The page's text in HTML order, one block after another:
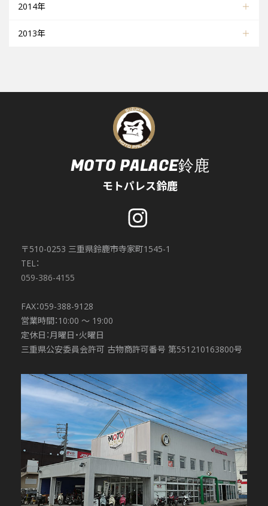
2014年
2013年
MOTO PALACE鈴鹿
モトパレス鈴鹿
〒510-0253 三重県鈴鹿市寺家町1545-1
TEL：
059-386-4155
FAX：059-388-9128
営業時間：10:00 〜 19:00
定休日：月曜日・火曜日
三重県公安委員会許可 古物商許可番号 第551210163800号